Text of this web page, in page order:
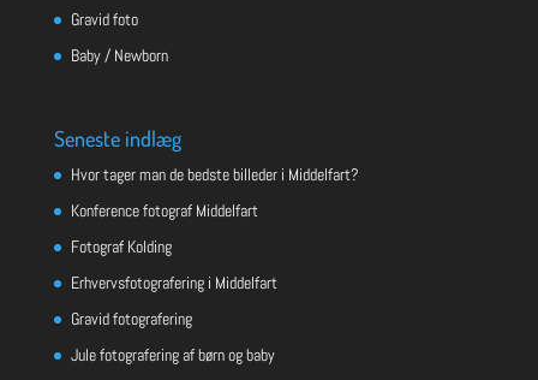
Gravid foto
Baby / Newborn
Seneste indlæg
Hvor tager man de bedste billeder i Middelfart?
Konference fotograf Middelfart
Fotograf Kolding
Erhvervsfotografering i Middelfart
Gravid fotografering
Jule fotografering af børn og baby